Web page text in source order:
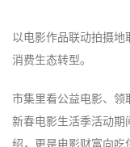
以电影作品联动拍摄
消费生态转型。
市集里看公益电影、
新春电影生活季活动期
绍，更是电影财富向吃